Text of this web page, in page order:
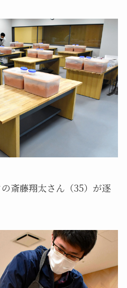
斎藤翔太さん（35）が逐